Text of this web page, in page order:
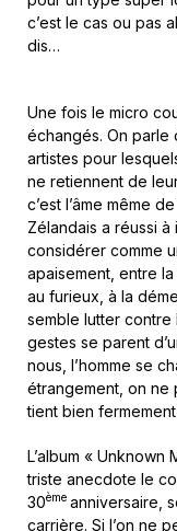
c’est le cas ou pas
dis…
Une fois le micro
échangés. On parle
artistes pour
ne retiennent de
c’est l’âme même
Zélandais a réussi à
considérer comme
apaisement, entre
au furieux, à la
semble lutter contre
gestes se parent
nous, l’homme se
étrangement, on ne
tient bien
L’album «
triste anecdote le
30ème anniversaire,
carrière. Si l’on ne